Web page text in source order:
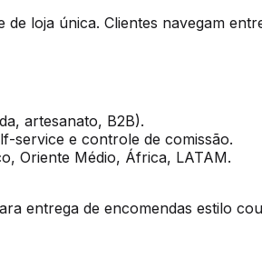
de loja única. Clientes navegam
artesanato, B2B).
service e controle de comissão.
Oriente Médio, África, LATAM.
entrega de encomendas estilo